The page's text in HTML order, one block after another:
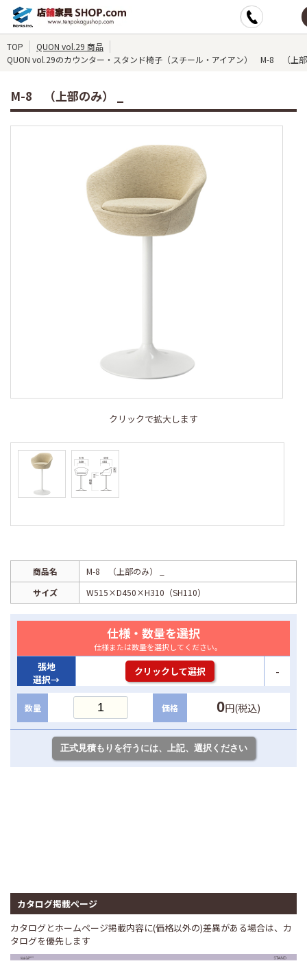
TOP
QUON vol.29 商品
QUON vol.29のカウンター・スタンド椅子（スチール・アイアン） M-8 （上
M-8 （上部のみ） _
クリックで拡大します
商品名
M-8 （上部のみ） _
サイズ
W515×D450×H310（SH110）
仕様・数量を選択
仕様または数量を選択してください。
張地
選択→
クリックして選択 -
数量 価格 0円(税込)
カタログ掲載ページ
カタログとホームページ掲載内容に(価格以外の)差異がある場合は、カ
タログを優先します